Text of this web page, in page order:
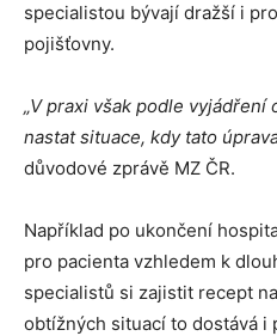
specialistou bývají dražší i
pojišťovny.
„V praxi však podle
nastat situace, kdy tato
důvodové zprávě MZ ČR.
Například po ukončení
pro pacienta vzhledem k
specialistů si zajistit recept
obtížných situací to dostává i